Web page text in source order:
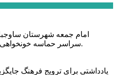
امام جمعه شهرستان
سراسر حماسه خونخواهی و مرگ بر آمریکا و اسرائیل بود.
یادداشتی برای ترویج فرهنگ